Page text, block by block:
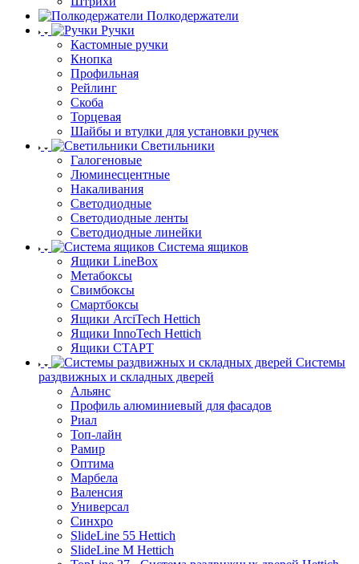
Полкодержатели
Ручки
Кастомные ручки
Кнопка
Профильная
Рейлинг
Скоба
Торцевая
Шайбы и втулки для установки ручек
Светильники
Галогеновые
Люминесцентные
Накаливания
Светодиодные
Светодиодные ленты
Светодиодные линейки
Система ящиков
Ящики LineBox
Метабоксы
Свимбоксы
Смартбоксы
Ящики ArciTech Hettich
Ящики InnoTech Hettich
Ящики СТАРТ
Системы
раздвижных и складных дверей
Альянс
Профиль алюминиевый для фасадов
Риал
Топ-лайн
Рамир
Оптима
Марбела
Валенсия
Универсал
Синхро
SlideLine 55 Hettich
SlideLine M Hettich